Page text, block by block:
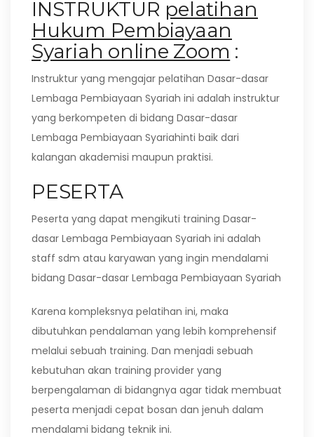
INSTRUKTUR pelatihan
Hukum Pembiayaan
Syariah online Zoom :
Instruktur yang mengajar pelatihan Dasar-dasar
Lembaga Pembiayaan Syariah ini adalah instruktur
yang berkompeten di bidang Dasar-dasar
Lembaga Pembiayaan Syariahinti baik dari
kalangan akademisi maupun praktisi.
PESERTA
Peserta yang dapat mengikuti training Dasar-
dasar Lembaga Pembiayaan Syariah ini adalah
staff sdm atau karyawan yang ingin mendalami
bidang Dasar-dasar Lembaga Pembiayaan Syariah
Karena kompleksnya pelatihan ini, maka
dibutuhkan pendalaman yang lebih komprehensif
melalui sebuah training. Dan menjadi sebuah
kebutuhan akan training provider yang
berpengalaman di bidangnya agar tidak membuat
peserta menjadi cepat bosan dan jenuh dalam
mendalami bidang teknik ini.